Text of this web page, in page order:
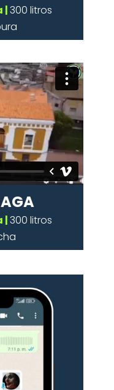
|300 litros
|300 litros